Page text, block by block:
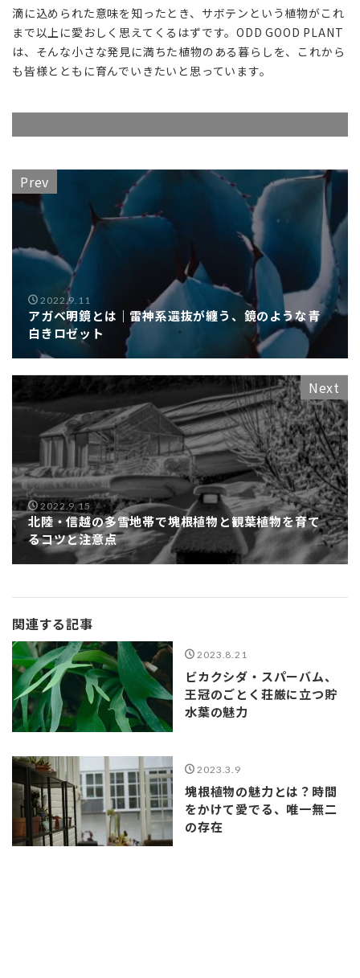
滴に込められた意味を知ったとき、サボテンという植物がこれ
まで以上に愛おしく思えてくるはずです。ODD GOOD PLANT
は、そんな小さな発見に満ちた植物のある暮らしを、これから
も皆様とともに育んでいきたいと思っています。
Prev
2022.9.11
アガベ明鏡とは｜雷神系選抜が纏う、鏡のような青
白きロゼット
Next
2022.9.15
北陸・信越の多雪地帯で塊根植物と観葉植物を育て
るコツと注意点
関連する記事
2023.8.21
ビカクシダ・スパーバム、
王冠のごとく荘厳に立つ貯
水葉の魅力
2023.3.9
塊根植物の魅力とは？時間
をかけて愛でる、唯一無二
の存在